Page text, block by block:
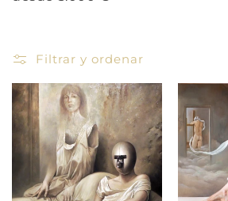
:
Filtrar y ordenar